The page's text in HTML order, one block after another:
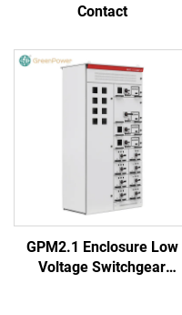
Contact
GPM2.1 Enclosure Low
Voltage Switchgear